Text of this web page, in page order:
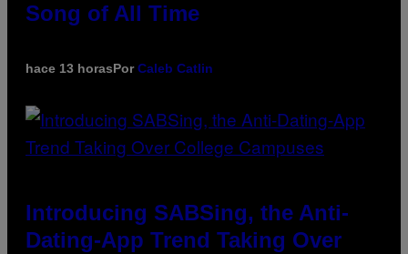
Song of All Time
hace 13 horasPorCaleb Catlin
Introducing SABSing, the Anti-
Dating-App Trend Taking Over